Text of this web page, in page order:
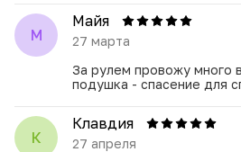
Форма: Квадратная.
Наполнитель: Гелиевый.
Материал чехла: Съёмный,
Состав: 100% силикон.
Позаботьтесь о своем здоровье и
М
Майя
27 марта
За рулем провожу много
подушка - спасение для
К
Клавдия
27 апреля